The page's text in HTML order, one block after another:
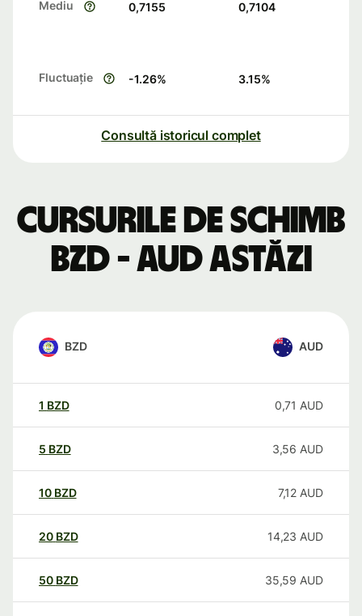
Mediu 0,7155 0,7104
Fluctuație -1.26% 3.15%
Consultă istoricul complet
Cursurile de schimb
BZD - AUD astăzi
BZD AUD
1 BZD 0,71 AUD
5 BZD 3,56 AUD
10 BZD 7,12 AUD
20 BZD 14,23 AUD
50 BZD 35,59 AUD